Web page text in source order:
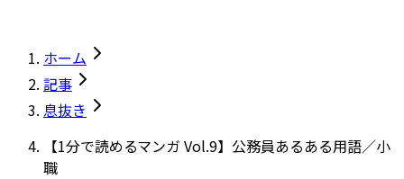
ホーム
記事
息抜き
【1分で読めるマンガ Vol.9】公務員あるある用語／小
職